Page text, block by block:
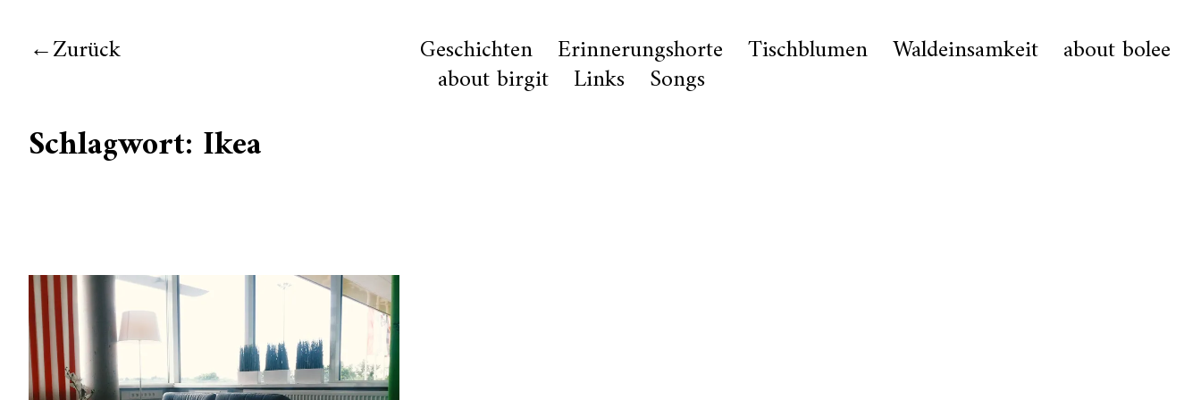
Zurück Geschichten Erinnerungshorte Tischblumen Waldeinsamkeit about bolee
about birgit Links Songs
Schlagwort: Ikea